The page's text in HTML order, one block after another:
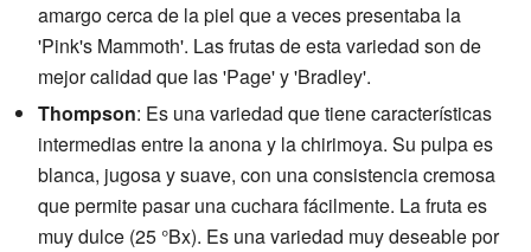
amargo cerca de la piel que a veces presentaba la
'Pink's Mammoth'. Las frutas de esta variedad son de
mejor calidad que las 'Page' y 'Bradley'.
Thompson: Es una variedad que tiene características
intermedias entre la anona y la chirimoya. Su pulpa es
blanca, jugosa y suave, con una consistencia cremosa
que permite pasar una cuchara fácilmente. La fruta es
muy dulce (25 °Bx). Es una variedad muy deseable por